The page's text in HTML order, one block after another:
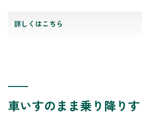
詳しくはこちら
車いすのまま乗り降り